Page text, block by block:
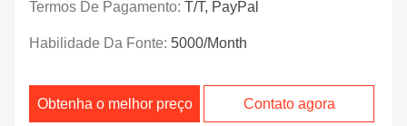
Termos De Pagamento: T/T, PayPal
Habilidade Da Fonte: 5000/month
Obtenha o melhor preço Contato agora